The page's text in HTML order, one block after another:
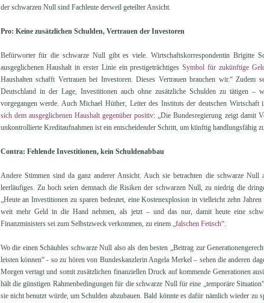
der schwarzen Null sind Fachleute derweil geteilter Ansicht.
Pro: Keine zusätzlichen Schulden, Vertrauen der Investoren
Befürworter für die schwarze Null gibt es viele. Wirtschaftskorrespondentin Brigitte
ausgeglichenen Haushalt in erster Linie ein prestigeträchtigesSymbol für zukünftige
Haushalten schafft Vertrauen bei Investoren. Dieses Vertrauen brauchen wir.“ Zudem
Deutschland in der Lage, Investitionen auch ohne zusätzliche Schulden zu tätigen –
vorgegangen werde. Auch Michael Hüther, Leiter des Instituts der deutschen Wirtschaft
sich dem ausgeglichenen Haushalt gegenüber positiv: „Die Bundesregierung zeigt damit
unkontrollierte Kreditaufnahmen ist ein entscheidender Schritt, um künftig handlungsfähig
Contra: Fehlende Investitionen, kein Schuldenabbau
Andere Stimmen sind da ganz anderer Ansicht. Auch sie betrachten die schwarze Null
leerläufiges. Zu hoch seien demnach die Risiken der schwarzen Null, zu niedrig die
„Heute an Investitionen zu sparen bedeutet, eine Kostenexplosion in vielleicht zehn
weit mehr Geld in die Hand nehmen, als jetzt – und das nur, damit heute eine
Finanzministers sei zum Selbstzweck verkommen, zu einem „falschen Fetisch“.
Wo die einen Schäubles schwarze Null also als den besten „Beitrag zur
leisten können“ - so zu hören von Bundeskanzlerin Angela Merkel – sehen die anderen
Morgen vertagt und somit zusätzlichen finanziellen Druck auf kommende Generationen
hält die günstigen Rahmenbedingungen für die schwarze Null für eine „temporäre
sie nicht benutzt würde, um Schulden abzubauen. Bald könnte es dafür nämlich wieder